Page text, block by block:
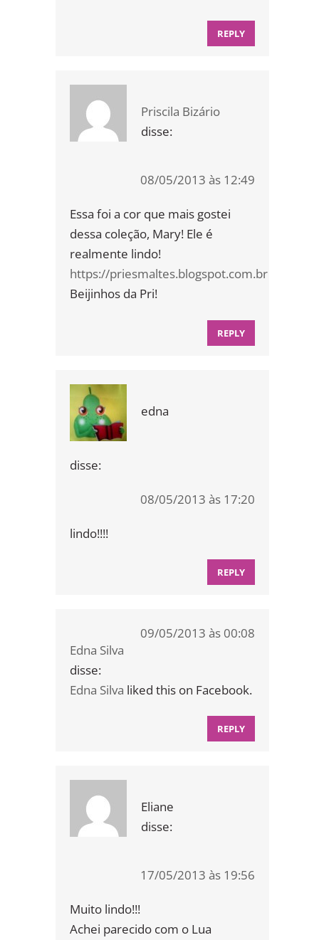
REPLY
Priscila Bizário
disse:
08/05/2013 às 12:49
Essa foi a cor que mais gostei
dessa coleção, Mary! Ele é
realmente lindo!
https://priesmaltes.blogspot.com.br
Beijinhos da Pri!
REPLY
edna
disse:
08/05/2013 às 17:20
lindo!!!!
REPLY
Edna Silva
disse:
09/05/2013 às 00:08
Edna Silva liked this on Facebook.
REPLY
Eliane
disse:
17/05/2013 às 19:56
Muito lindo!!!
Achei parecido com o Lua